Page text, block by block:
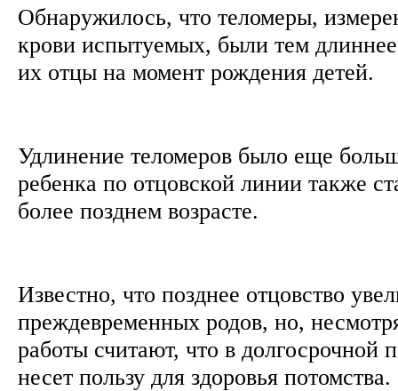
Обнаружилось, что теломеры,
крови испытуемых, были тем
их отцы на момент рождения детей.
Удлинение теломеров было еще
ребенка по отцовской линии также
более позднем возрасте.
Известно, что позднее отцовство
преждевременных родов, но,
работы считают, что в долгосрочной
несет пользу для здоровья потомства.